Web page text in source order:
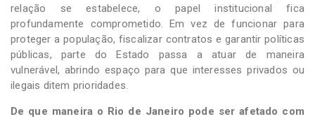
relação se estabelece, o papel institucional fica
profundamente comprometido. Em vez de funcionar para
proteger a população, fiscalizar contratos e garantir políticas
públicas, parte do Estado passa a atuar de maneira
vulnerável, abrindo espaço para que interesses privados ou
ilegais ditem prioridades.
De que maneira o Rio de Janeiro pode ser afetado com